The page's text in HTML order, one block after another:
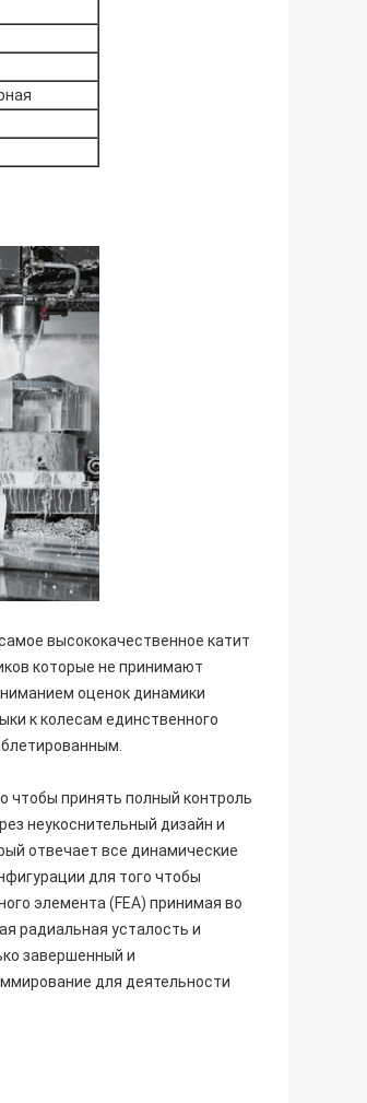
высококачественное катит
которые не принимают
оценок динамики
к колесам единственного
чтобы принять полный контроль
неукоснительный дизайн и
отвечает все динамические
для того чтобы
элемента (FEA) принимая во
радиальная усталость и
завершенный и
для деятельности